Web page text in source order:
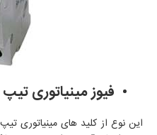
فیوز مینیاتوری تیپ
این نوع از کلید های مینیاتوری